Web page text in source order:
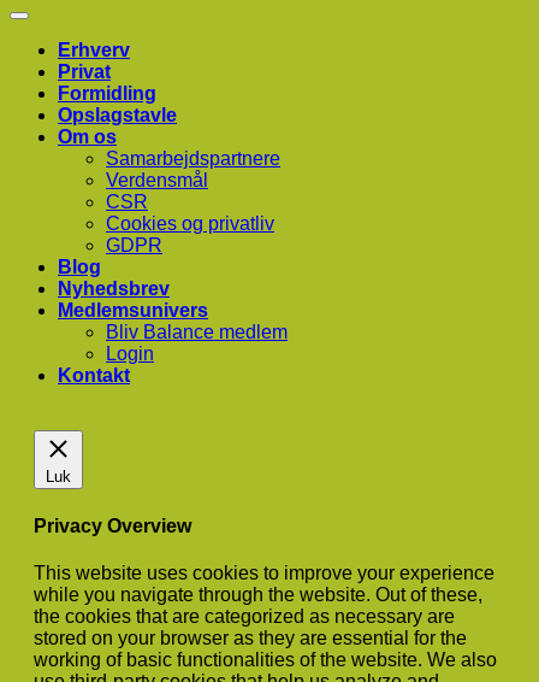
Erhverv
Privat
Formidling
Opslagstavle
Om os
Samarbejdspartnere
Verdensmål
CSR
Cookies og privatliv
GDPR
Blog
Nyhedsbrev
Medlemsunivers
Bliv Balance medlem
Login
Kontakt
Luk
Privacy Overview
This website uses cookies to improve your experience
while you navigate through the website. Out of these,
the cookies that are categorized as necessary are
stored on your browser as they are essential for the
working of basic functionalities of the website. We also